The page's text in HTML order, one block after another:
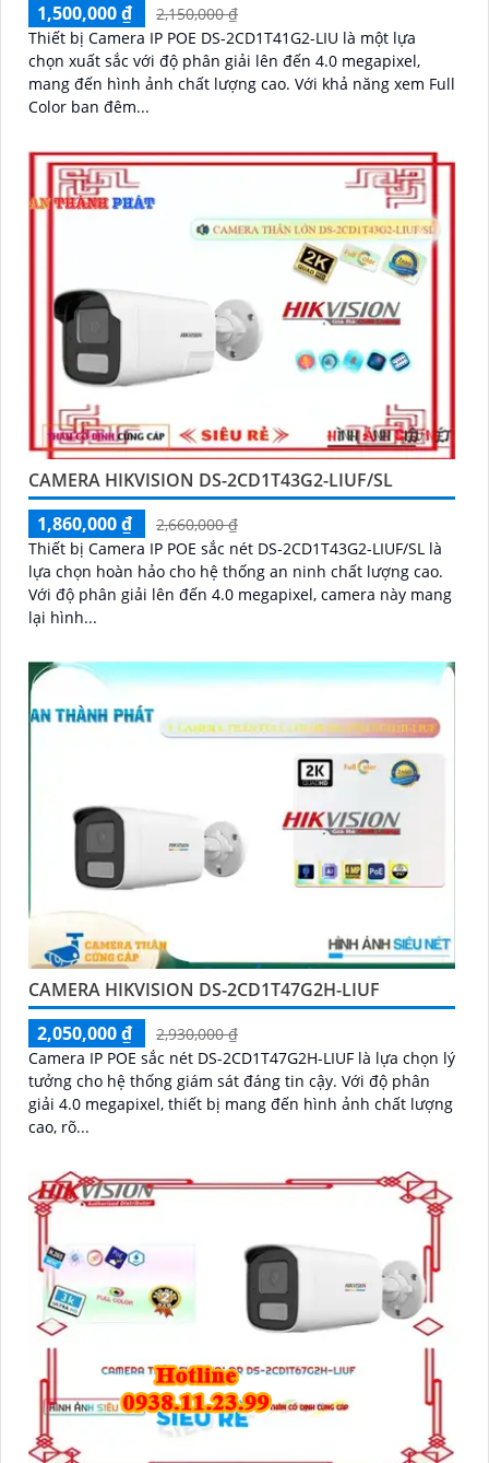
1,500,000 ₫
2,150,000 ₫
Thiết bị Camera IP POE DS-2CD1T41G2-LIU là một lựa
chọn xuất sắc với độ phân giải lên đến 4.0 megapixel,
mang đến hình ảnh chất lượng cao. Với khả năng xem Full
Color ban đêm...
CAMERA HIKVISION DS-2CD1T43G2-LIUF/SL
1,860,000 ₫
2,660,000 ₫
Thiết bị Camera IP POE sắc nét DS-2CD1T43G2-LIUF/SL là
lựa chọn hoàn hảo cho hệ thống an ninh chất lượng cao.
Với độ phân giải lên đến 4.0 megapixel, camera này mang
lại hình...
CAMERA HIKVISION DS-2CD1T47G2H-LIUF
2,050,000 ₫
2,930,000 ₫
Camera IP POE sắc nét DS-2CD1T47G2H-LIUF là lựa chọn lý
tưởng cho hệ thống giám sát đáng tin cậy. Với độ phân
giải 4.0 megapixel, thiết bị mang đến hình ảnh chất lượng
cao, rõ...